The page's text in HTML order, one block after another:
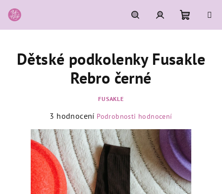
na
obsah
HledatPřihlášeníNákupní
košík
Dětské podkolenky Fusakle
Rebro černé
FUSAKLE
Průměrné
produktu
je
5,0
z
5
hvězdiček.
3 hodnocení Podrobnosti hodnocení